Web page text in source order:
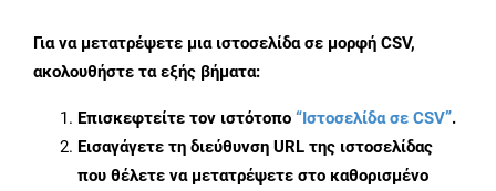
Για να μετατρέψετε μια ιστοσελίδα σε μορφή CSV,
ακολουθήστε τα εξής βήματα:
Επισκεφτείτε τον ιστότοπο “Ιστοσελίδα σε CSV”.
Εισαγάγετε τη διεύθυνση URL της ιστοσελίδας
που θέλετε να μετατρέψετε στο καθορισμένο